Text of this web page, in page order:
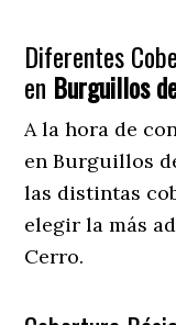
Diferentes
en Burguillos
A la hora de
en Burguillos
las distintas
elegir la más
Cerro.